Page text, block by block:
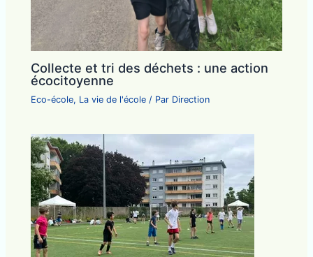
Collecte et tri des déchets : une action
écocitoyenne
Eco-école, La vie de l'école / Par Direction